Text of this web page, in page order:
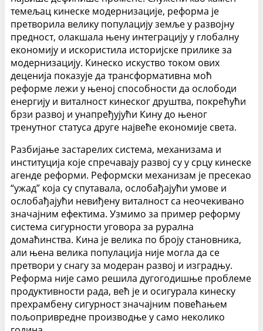
темељац кинеске модернизације, реформа је
претворила велику популацију земље у развојну
предност, олакшала њену интеграцију у глобалну
економију и искористила историјске прилике за
модернизацију. Кинеско искуство током ових
деценија показује да трансформативна моћ
реформе лежи у њеној способности да ослободи
енергију и виталност кинеског друштва, покрећући
брзи развој и унапређујући Кину до њеног
тренутног статуса друге највеће економије света.
Разбијање застарелих система, механизама и
институција које спречавају развој су у срцу кинеске
агенде реформи. Реформски механизам је пресекао
“ужад” која су спутавала, ослобађајући умове и
ослобађајући невиђену виталност са неочекивано
значајним ефектима. Узмимо за пример реформу
система сигурности уговора за рурална
домаћинства. Кина је велика по броју становника,
али њена велика популација није могла да се
претвори у снагу за модеран развој и изградњу.
Реформа није само решила дугогодишње проблеме
продуктивности рада, већ је и осигурала кинеску
прехрамбену сигурност значајним повећањем
пољопривредне производње у само неколико